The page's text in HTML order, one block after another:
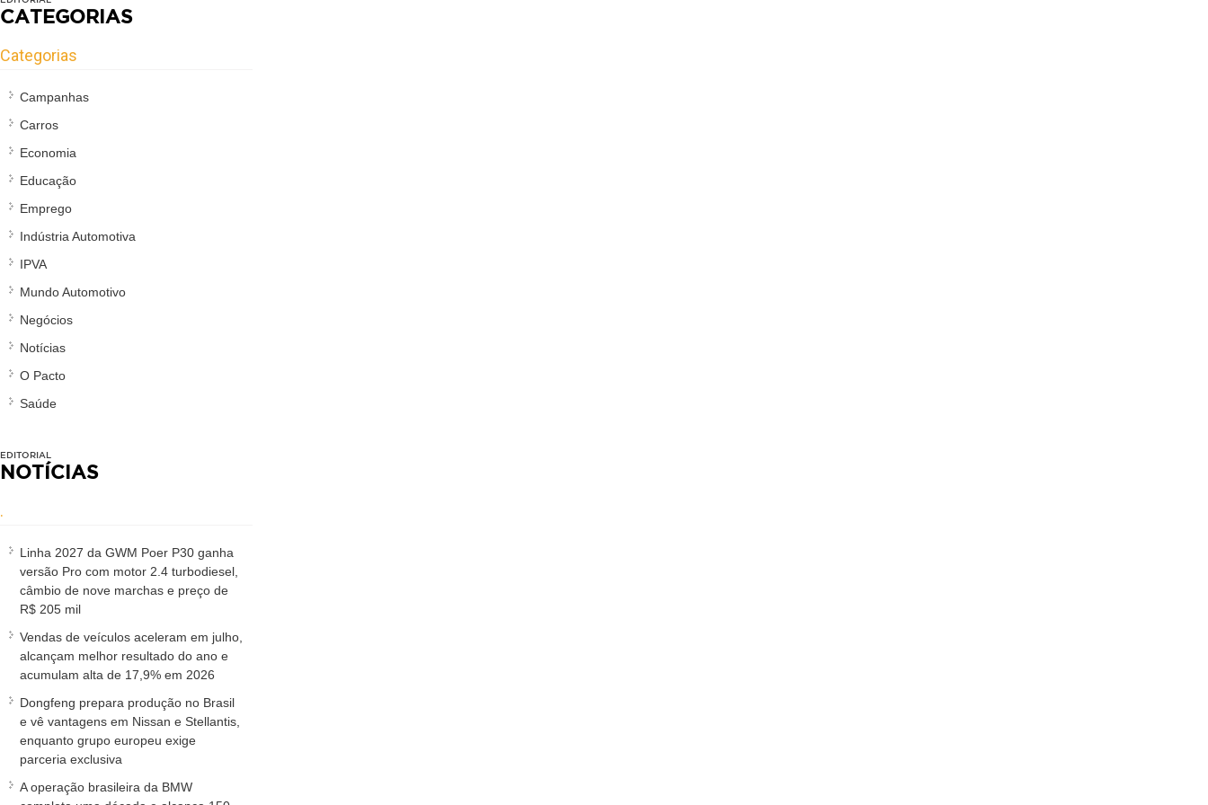
CATEGORIAS
Categorias
Campanhas
Carros
Economia
Educação
Emprego
Indústria Automotiva
IPVA
Mundo Automotivo
Negócios
Notícias
O Pacto
Saúde
EDITORIAL
NOTÍCIAS
.
Linha 2027 da GWM Poer P30 ganha
versão Pro com motor 2.4 turbodiesel,
câmbio de nove marchas e preço de
R$ 205 mil
Vendas de veículos aceleram em julho,
alcançam melhor resultado do ano e
acumulam alta de 17,9% em 2026
Dongfeng prepara produção no Brasil
e vê vantagens em Nissan e Stellantis,
enquanto grupo europeu exige
parceria exclusiva
A operação brasileira da BMW